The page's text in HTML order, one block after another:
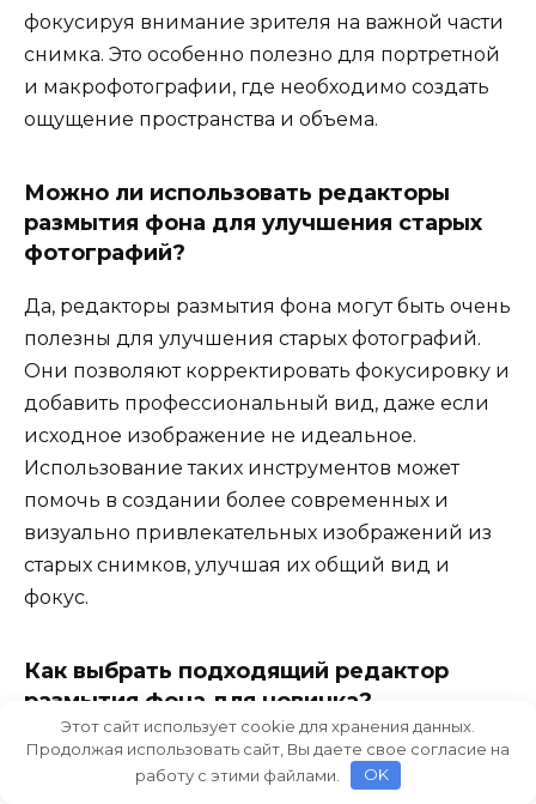
фокусируя внимание зрителя на важной части
снимка. Это особенно полезно для портретной
и макрофотографии, где необходимо создать
ощущение пространства и объема.
Можно ли использовать редакторы
размытия фона для улучшения старых
фотографий?
Да, редакторы размытия фона могут быть очень
полезны для улучшения старых фотографий.
Они позволяют корректировать фокусировку и
добавить профессиональный вид, даже если
исходное изображение не идеальное.
Использование таких инструментов может
помочь в создании более современных и
визуально привлекательных изображений из
старых снимков, улучшая их общий вид и
фокус.
Как выбрать подходящий редактор
размытия фона для новичка?
Для новичка важно выбрать редактор, который
имеет интуитивно понятный интерфейс и
Этот сайт использует cookie для хранения данных.
Продолжая использовать сайт, Вы даете свое согласие на
работу с этими файлами.
OK